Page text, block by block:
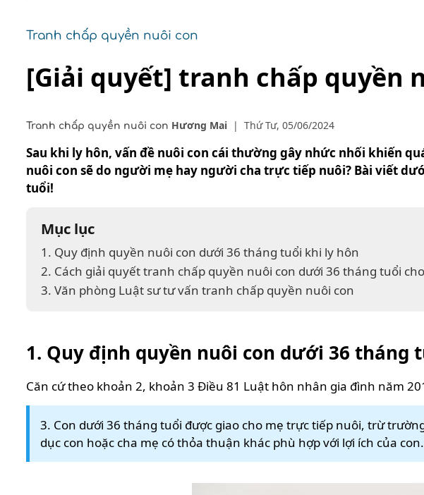
Tranh chấp quyền nuôi con
[Giải quyết] tranh chấp quyền
Tranh chấp quyền nuôi con Hương Mai | Thứ Tư, 05/06/2024
Sau khi ly hôn, vấn đề nuôi con cái thường gây nhức nhối khiến
nuôi con sẽ do người mẹ hay người cha trực tiếp nuôi? Bài viết
tuổi!
Mục lục
1. Quy định quyền nuôi con dưới 36 tháng tuổi khi ly hôn
2. Cách giải quyết tranh chấp quyền nuôi con dưới 36 tháng tuổi
3. Văn phòng Luật sư tư vấn tranh chấp quyền nuôi con
1. Quy định quyền nuôi con dưới 36 tháng
Căn cứ theo khoản 2, khoản 3 Điều 81 Luật hôn nhân gia đình năm
3. Con dưới 36 tháng tuổi được giao cho mẹ trực tiếp nuôi, trừ
dục con hoặc cha mẹ có thỏa thuận khác phù hợp với lợi ích của